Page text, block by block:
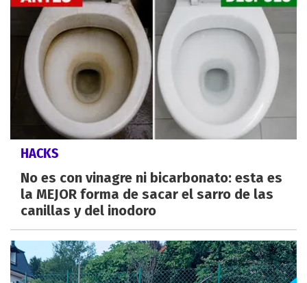
HACKS
No es con vinagre ni bicarbonato: esta es
la MEJOR forma de sacar el sarro de las
canillas y del inodoro